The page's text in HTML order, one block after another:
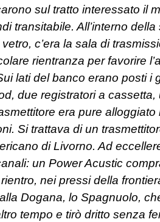
sul tratto interessato il
transitabile. All’interno
c’era la sala di
rientranza per favorire
lati del banco erano posti i
due registratori a
era pure
Si trattava di un
di Livorno. Ad
un Power Acustic
nei pressi della
Dogana, lo Spagnuolo,
tempo e tirò dritto senza